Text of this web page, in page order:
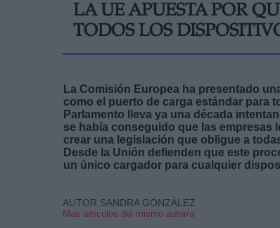
LA UE APUESTA POR
TODOS LOS
La Comisión Europea ha presentado
como el puerto de carga estándar para
Parlamento lleva ya una década
se había conseguido que las empresas
crear una legislación que obligue a
Desde la Unión defienden que este
un único cargador para cualquier
AUTOR SANDRA GONZÁLEZ
Mas artículos del mismo autor/a
link
Información adicional
link